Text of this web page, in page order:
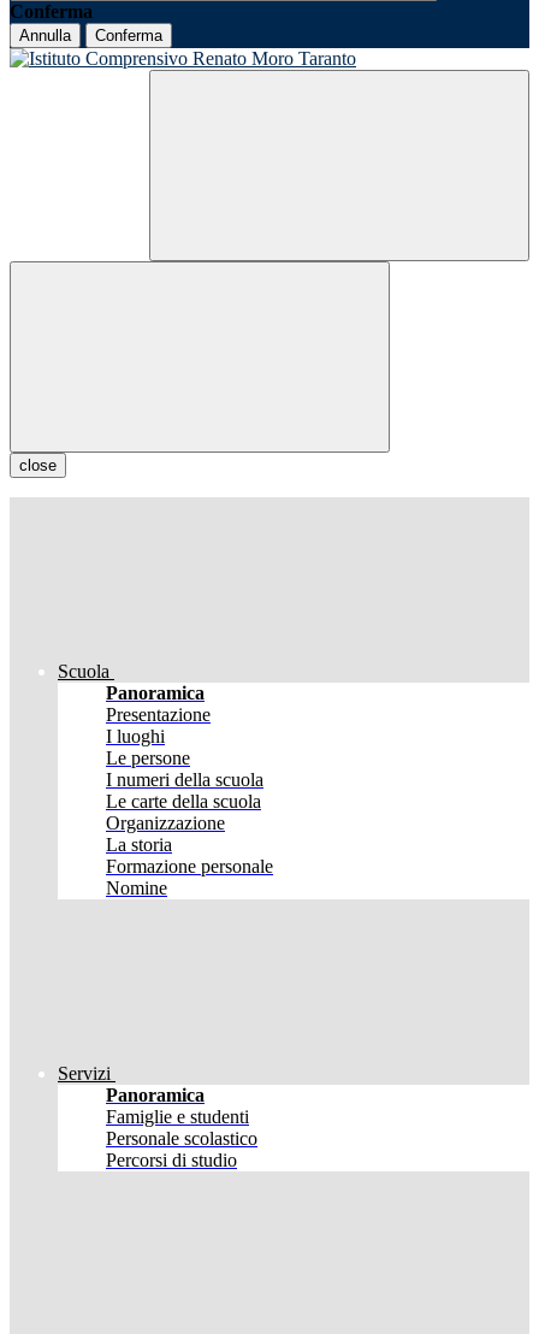
Conferma
Annulla Conferma
close
Scuola
Panoramica
Presentazione
I luoghi
Le persone
I numeri della scuola
Le carte della scuola
Organizzazione
La storia
Formazione personale
Nomine
Servizi
Panoramica
Famiglie e studenti
Personale scolastico
Percorsi di studio